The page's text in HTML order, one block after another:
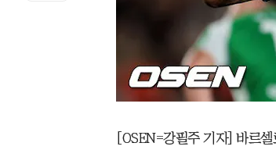
[OSEN=강필주 기자] 바르